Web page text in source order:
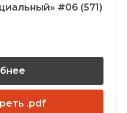
#06 (571)
.pdf